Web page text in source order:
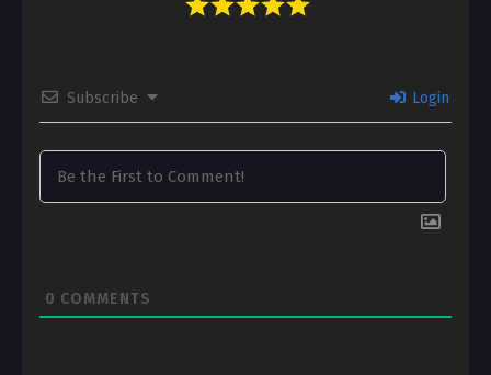
Subscribe Login
0 COMMENTS